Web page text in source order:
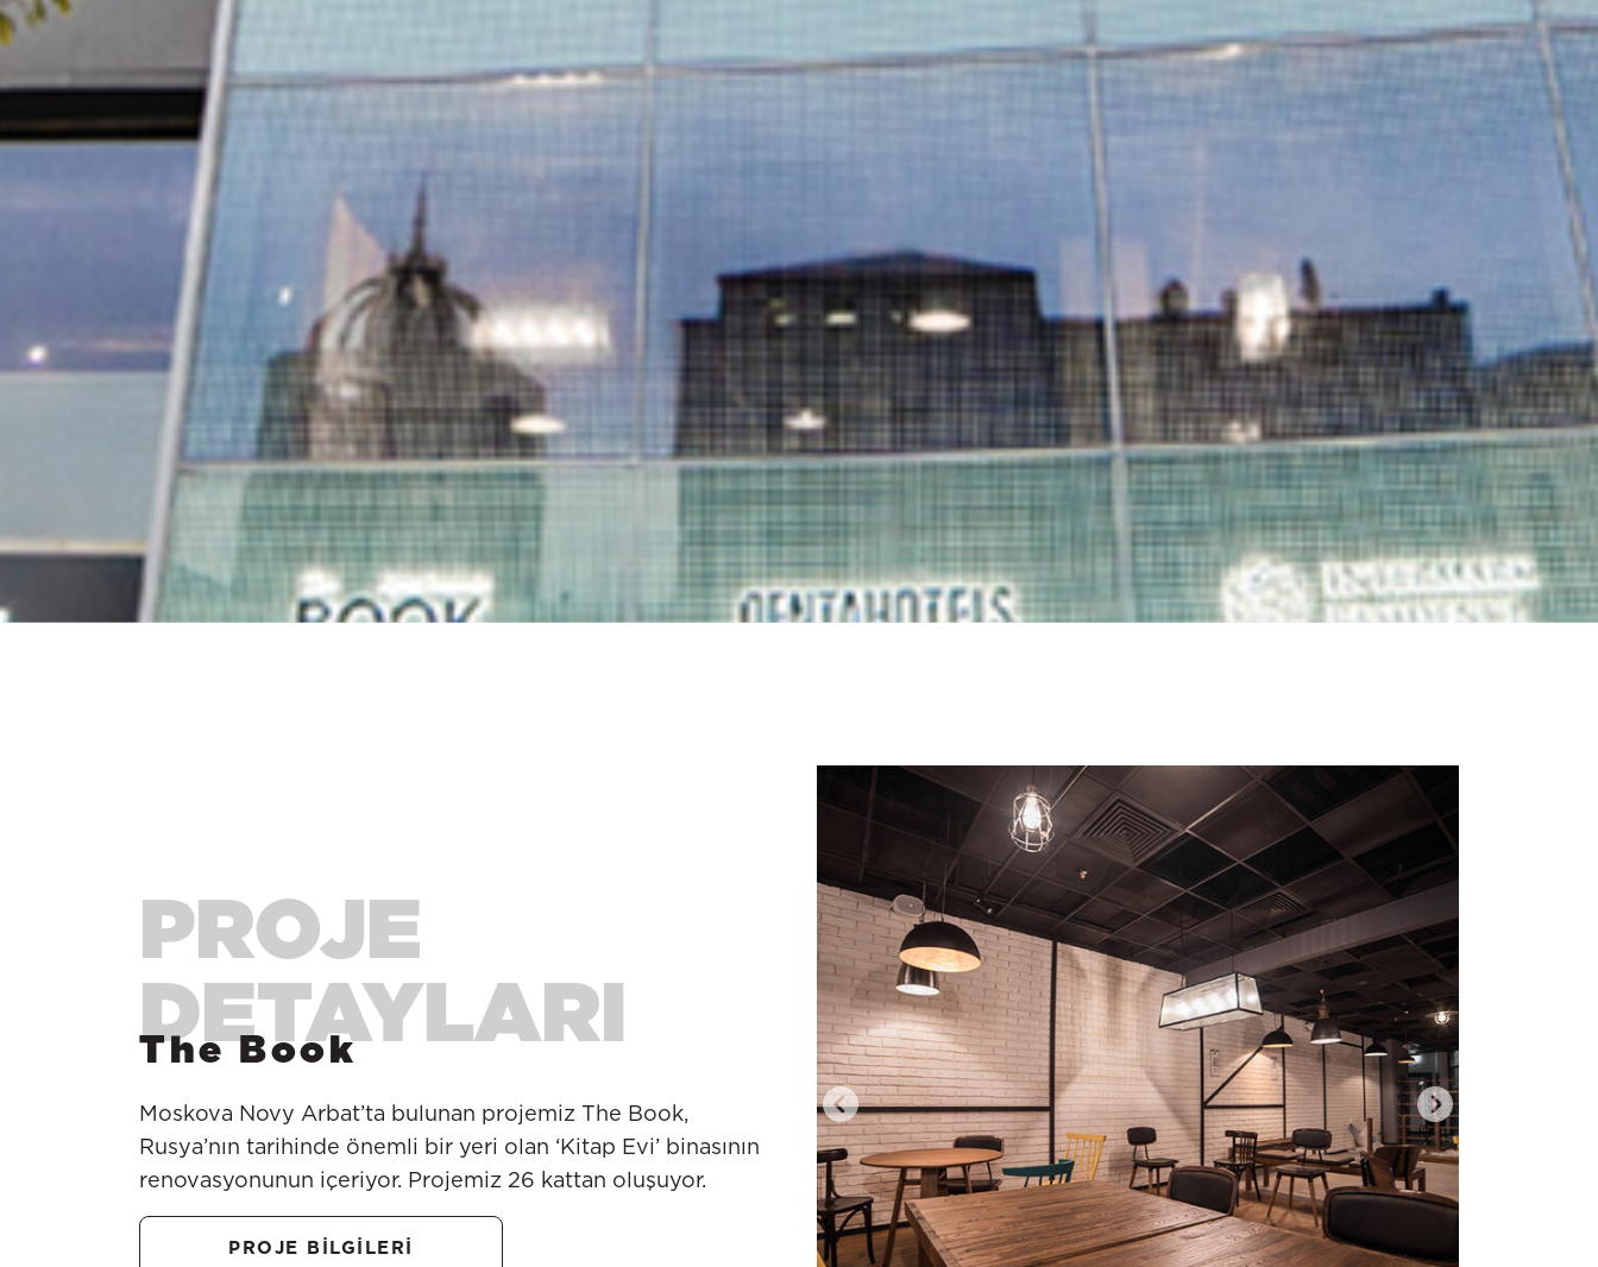
The Book
Moskova Novy Arbat’ta bulunan projemiz The Book,
Rusya’nın tarihinde önemli bir yeri olan ‘Kitap Evi’ binasının
renovasyonunun içeriyor. Projemiz 26 kattan oluşuyor.
PROJE BİLGİLERİ